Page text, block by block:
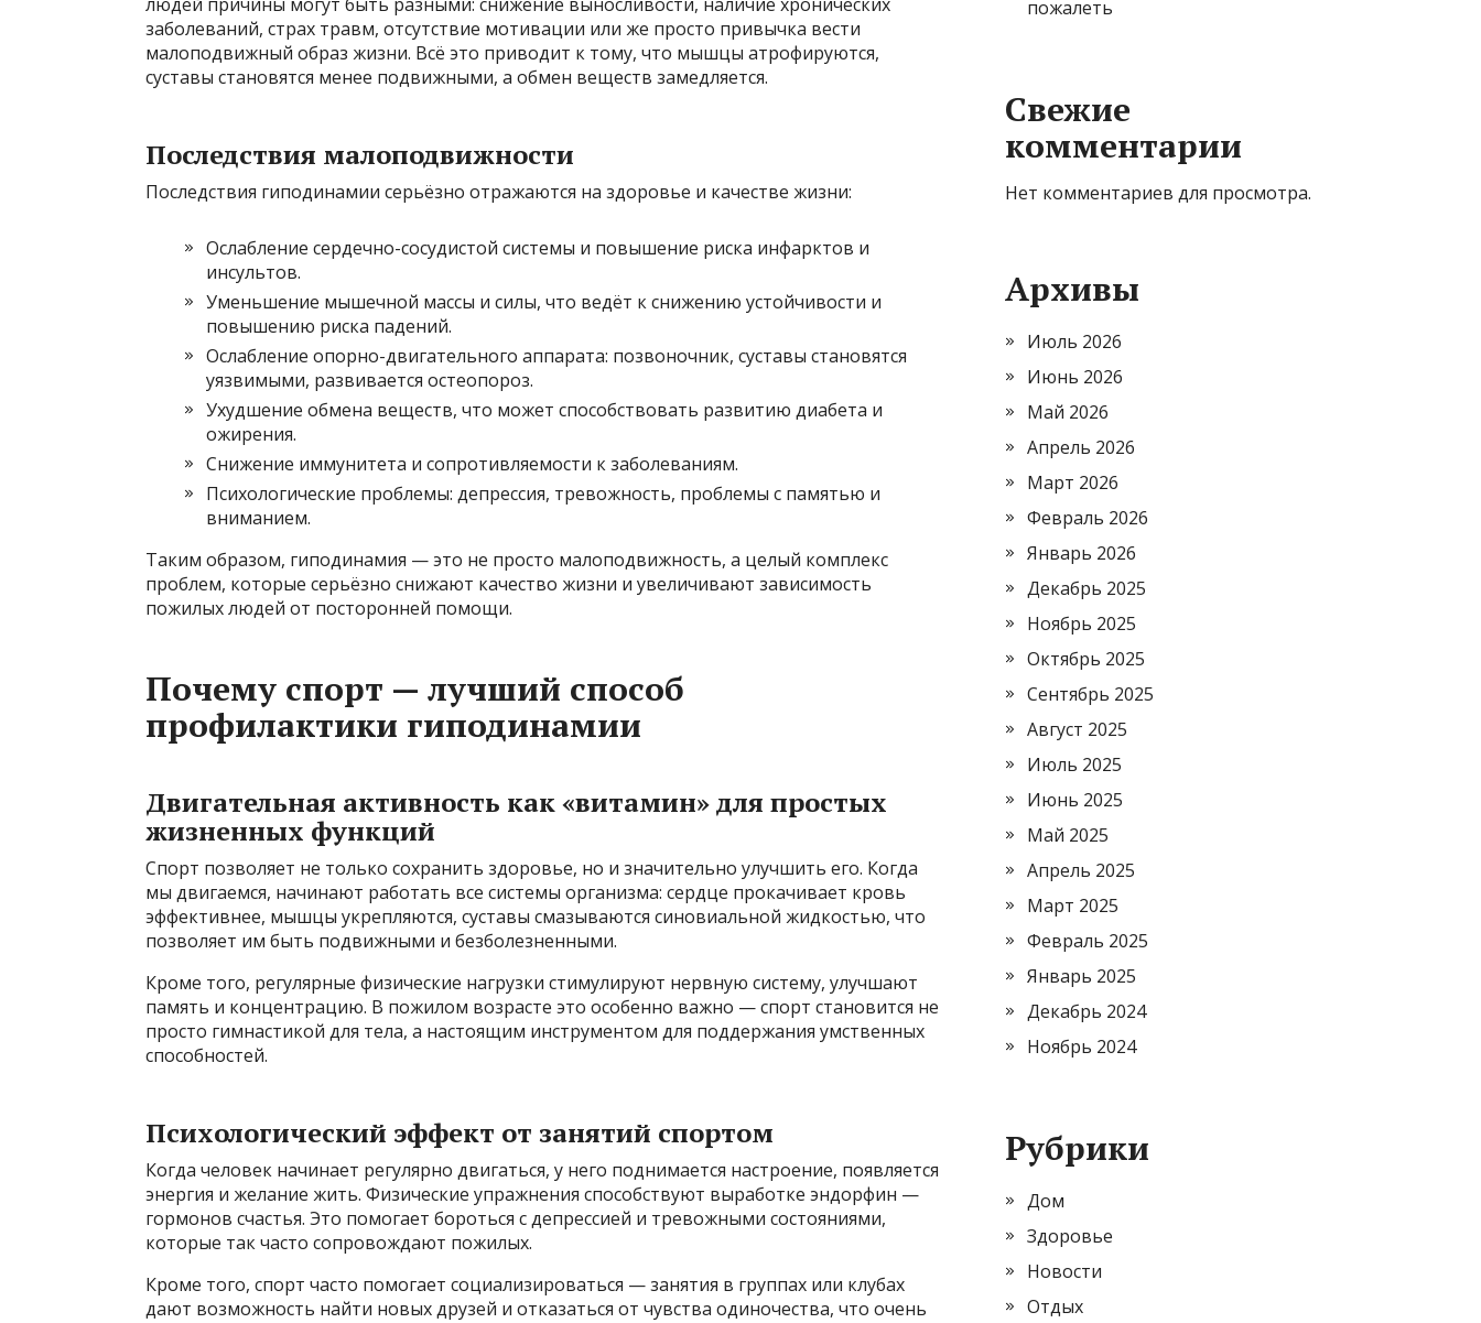
заболеваний, страх травм, отсутствие мотивации или же просто привычка вести
малоподвижный образ жизни. Всё это приводит к тому, что мышцы атрофируются,
суставы становятся менее подвижными, а обмен веществ замедляется.
Последствия малоподвижности
Последствия гиподинамии серьёзно отражаются на здоровье и качестве жизни:
Ослабление сердечно-сосудистой системы и повышение риска инфарктов и
инсультов.
Уменьшение мышечной массы и силы, что ведёт к снижению устойчивости и
повышению риска падений.
Ослабление опорно-двигательного аппарата: позвоночник, суставы становятся
уязвимыми, развивается остеопороз.
Ухудшение обмена веществ, что может способствовать развитию диабета и
ожирения.
Снижение иммунитета и сопротивляемости к заболеваниям.
Психологические проблемы: депрессия, тревожность, проблемы с памятью и
вниманием.
Таким образом, гиподинамия — это не просто малоподвижность, а целый комплекс
проблем, которые серьёзно снижают качество жизни и увеличивают зависимость
пожилых людей от посторонней помощи.
Почему спорт — лучший способ
профилактики гиподинамии
Двигательная активность как «витамин» для простых
жизненных функций
Спорт позволяет не только сохранить здоровье, но и значительно улучшить его. Когда
мы двигаемся, начинают работать все системы организма: сердце прокачивает кровь
эффективнее, мышцы укрепляются, суставы смазываются синовиальной жидкостью, что
позволяет им быть подвижными и безболезненными.
Кроме того, регулярные физические нагрузки стимулируют нервную систему, улучшают
память и концентрацию. В пожилом возрасте это особенно важно — спорт становится не
просто гимнастикой для тела, а настоящим инструментом для поддержания умственных
способностей.
Психологический эффект от занятий спортом
Когда человек начинает регулярно двигаться, у него поднимается настроение, появляется
энергия и желание жить. Физические упражнения способствуют выработке эндорфин —
гормонов счастья. Это помогает бороться с депрессией и тревожными состояниями,
которые так часто сопровождают пожилых.
Кроме того, спорт часто помогает социализироваться — занятия в группах или клубах
дают возможность найти новых друзей и отказаться от чувства одиночества, что очень
пожалеть
Свежие
комментарии
Нет комментариев для просмотра.
Архивы
Июль 2026
Июнь 2026
Май 2026
Апрель 2026
Март 2026
Февраль 2026
Январь 2026
Декабрь 2025
Ноябрь 2025
Октябрь 2025
Сентябрь 2025
Август 2025
Июль 2025
Июнь 2025
Май 2025
Апрель 2025
Март 2025
Февраль 2025
Январь 2025
Декабрь 2024
Ноябрь 2024
Рубрики
Дом
Здоровье
Новости
Отдых